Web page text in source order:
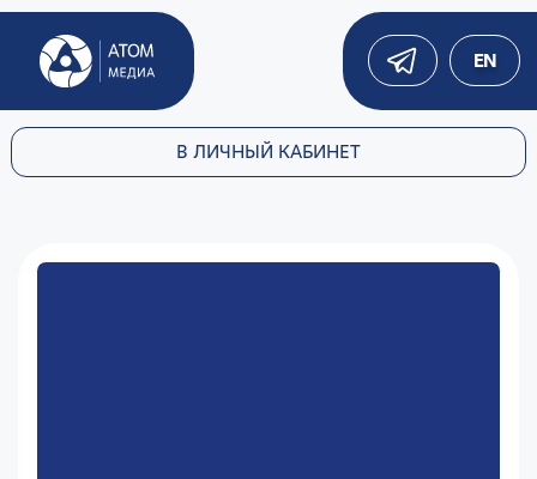
EN
В ЛИЧНЫЙ КАБИНЕТ